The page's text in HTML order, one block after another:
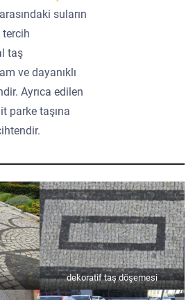
suların
tercih
taş
ve dayanıklı
Ayrıca edilen
parke taşına
dekoratif taş döşemesi